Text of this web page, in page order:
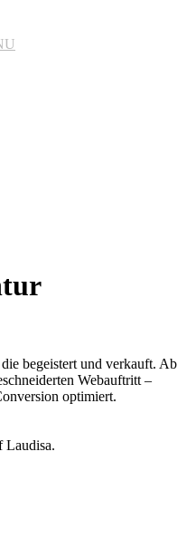
begeistert und verkauft. Ab
Webauftritt –
optimiert.
Laudisa.